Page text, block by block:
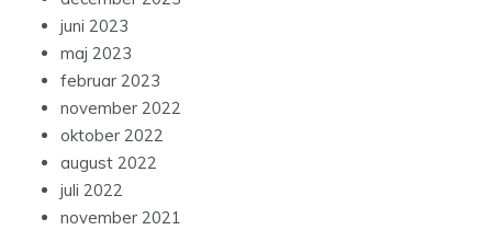
juni 2023
maj 2023
februar 2023
november 2022
oktober 2022
august 2022
juli 2022
november 2021